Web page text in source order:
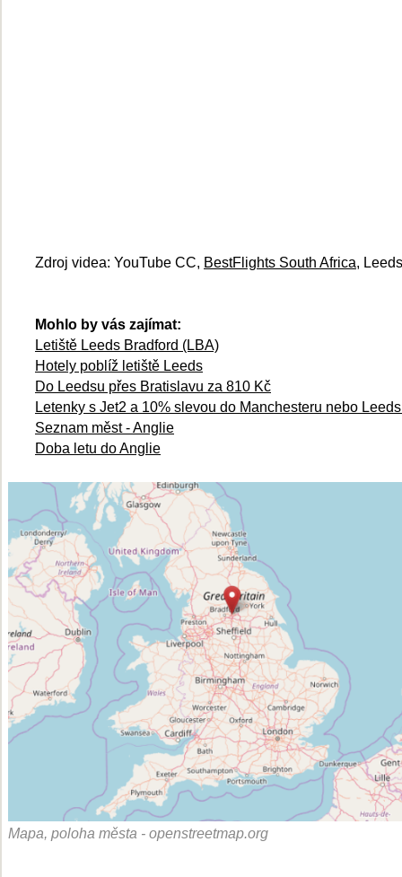
Zdroj videa: YouTube CC, BestFlights South Africa, Leeds
Mohlo by vás zajímat:
Letiště Leeds Bradford (LBA)
Hotely poblíž letiště Leeds
Do Leedsu přes Bratislavu za 810 Kč
Letenky s Jet2 a 10% slevou do Manchesteru nebo
Seznam měst - Anglie
Doba letu do Anglie
Mapa, poloha města - openstreetmap.org